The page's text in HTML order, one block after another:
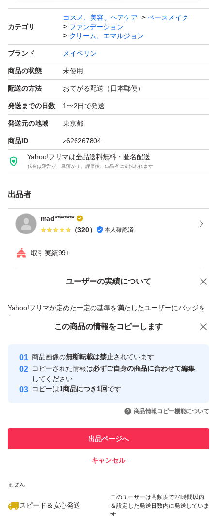
カテゴリ
コスメ、美容、ヘアケア
ベースメイク
ファンデーション
クリーム、エマルジョン
ブランド メイベリン
商品の状態 未使用
配送の方法 おてがる配送（日本郵便）
発送までの日数 1〜2日で発送
発送元の地域 東京都
商品ID z626267804
Yahoo!フリマは全品送料無料・匿名配送
代金は運営が一旦預かり、評価後、出品者に支払われます
出品者
mad********
（320） 本人確認済
取引実績99+
ユーザーの実績について
Yahoo!フリマが定めた一定の基準を満たしたユーザーにバッジを
付与しています
安心取引出品者
心・安全なユーザーです
取引実績
引を完了させた実績があります
での取引実績があります
ません
スピード＆安心発送
このユーザーは高頻度で24時間以内
＆設定した発送日数内に発送していま
す
価格の相談 商品への質問
この商品の情報をコピーします
商品画像の無断転載は禁止されています
コピーされた情報は必ずご自身の商品に合わせて編集
してください
コピーは1商品につき1回です
商品情報コピー機能について
出品ページへ
キャンセル
この商品をみている人にオススメ